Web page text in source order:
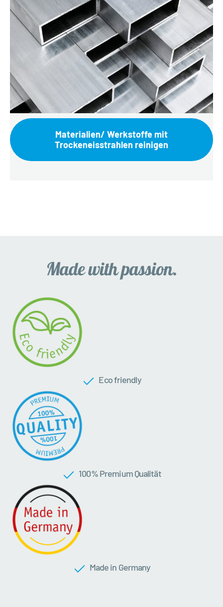
Materialien/ Werkstoffe mit
Trockeneisstrahlen reinigen
Eco friendly
100 % Premium Qualität
Made in Germany